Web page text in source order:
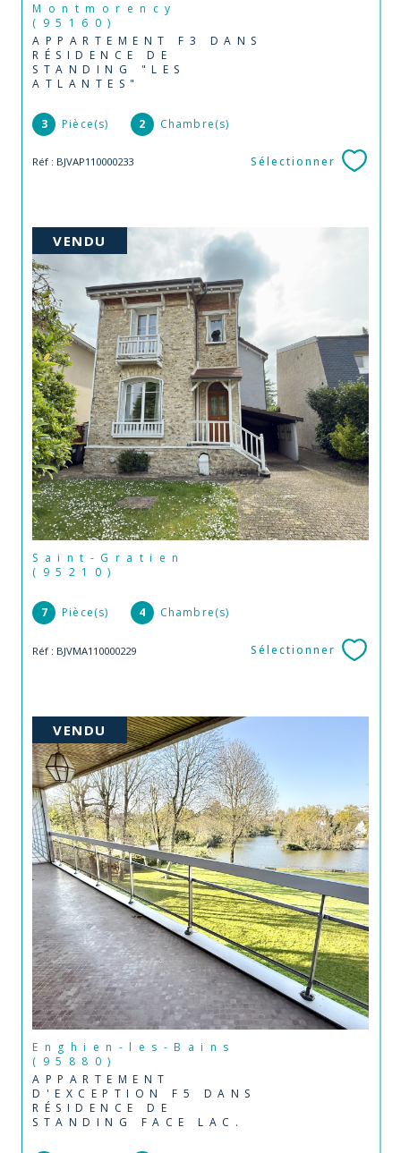
Montmorency
(95160)
APPARTEMENT F3 DANS
RÉSIDENCE DE
STANDING "LES
ATLANTES"
3 Pièce(s) 2 Chambre(s)
Réf : BJVAP110000233 Sélectionner
VENDU
Saint-Gratien
(95210)
7 Pièce(s) 4 Chambre(s)
Réf : BJVMA110000229 Sélectionner
VENDU
Enghien-les-Bains
(95880)
APPARTEMENT
D'EXCEPTION F5 DANS
RÉSIDENCE DE
STANDING FACE LAC.